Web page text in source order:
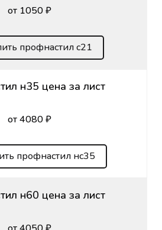
от 1050 ₽
профнастил с21
н35 цена за лист
от 4080 ₽
профнастил нс35
н60 цена за лист